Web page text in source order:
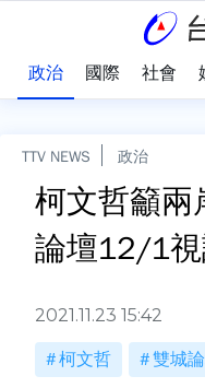
政治 國際 社會
TTV NEWS 政治
柯文哲籲兩
論壇12/1
2021.11.23 15:42
柯文哲 雙城